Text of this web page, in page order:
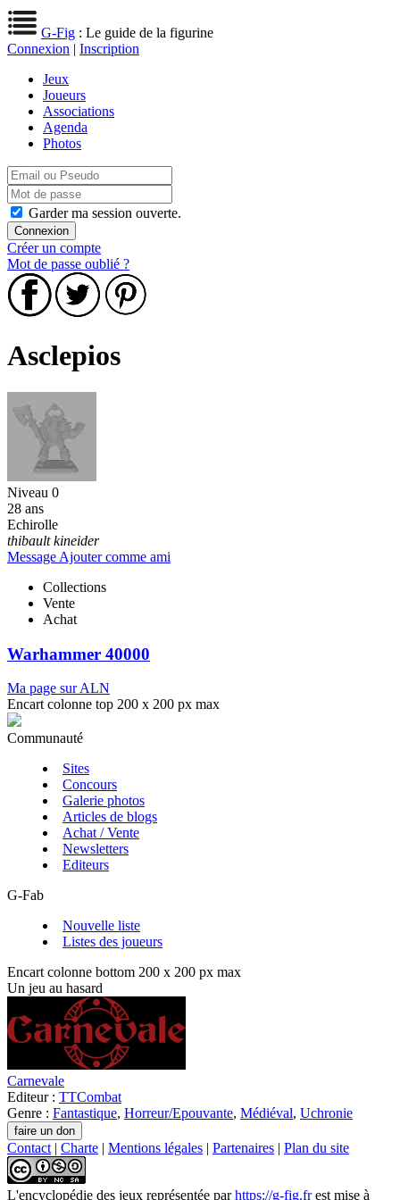
G-Fig : Le guide de la figurine
Connexion | Inscription
Jeux
Joueurs
Associations
Agenda
Photos
Garder ma session ouverte.
Créer un compte
Mot de passe oublié ?
Asclepios
Niveau 0
28 ans
Echirolle
thibault kineider
Message Ajouter comme ami
Collections
Vente
Achat
Warhammer 40000
Ma page sur ALN
Encart colonne top 200 x 200 px max
Communauté
Sites
Concours
Galerie photos
Articles de blogs
Achat / Vente
Newsletters
Editeurs
G-Fab
Nouvelle liste
Listes des joueurs
Encart colonne bottom 200 x 200 px max
Un jeu au hasard
Carnevale
Editeur : TTCombat
Genre : Fantastique, Horreur/Epouvante, Médiéval, Uchronie
Contact | Charte | Mentions légales | Partenaires | Plan du site
L'encyclopédie des jeux représentée parhttps://g-fig.frest mise à